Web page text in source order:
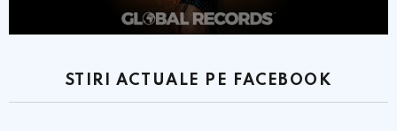
STIRI ACTUALE PE FACEBOOK